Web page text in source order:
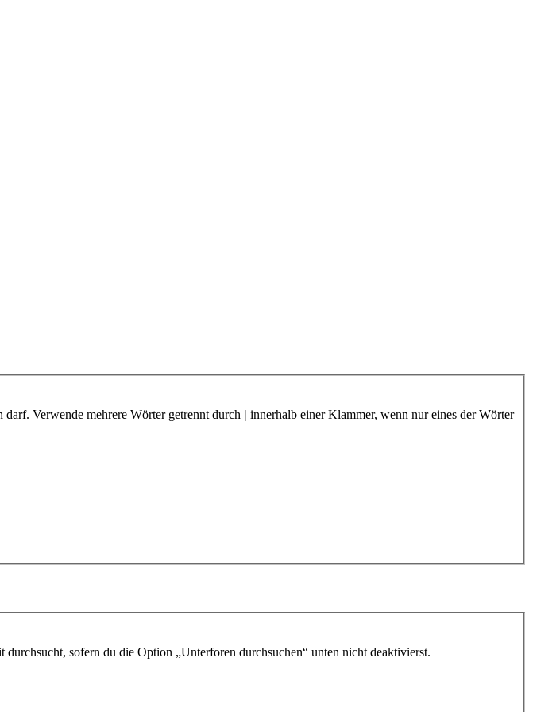
Verwende mehrere Wörter getrennt durch | innerhalb einer Klammer, wenn nur eines der Wörter
sofern du die Option „Unterforen durchsuchen“ unten nicht deaktivierst.